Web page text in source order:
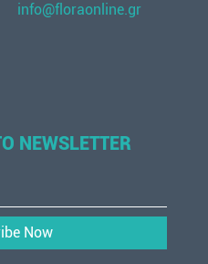
info@floraonline.gr
NEWSLETTER
Now